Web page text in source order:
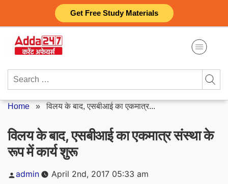
Get Free Study Materials
content
Search
Home »विलय के बाद, एसबीआई का एकमात्र...
विलय के बाद, एसबीआई का एकमात्र संस्था के
रूप में कार्य शुरू
Posted
by
admin April 2nd, 2017 05:33 am